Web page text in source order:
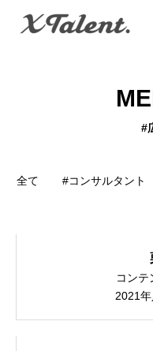
PRESIDENT
#
全て #コンサルタント
コンテ
2021